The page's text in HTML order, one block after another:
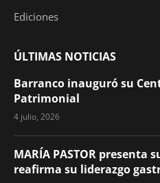
Ediciones
ÚLTIMAS NOTICIAS
Barranco inauguró su
Patrimonial
4 julio, 2026
MARÍA PASTOR presenta
reafirma su liderazgo